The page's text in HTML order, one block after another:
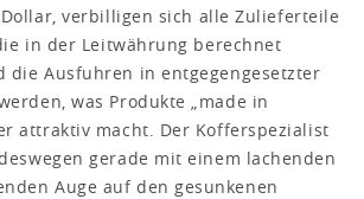
verbilligen sich alle Zulieferteile
in der Leitwährung berechnet
die Ausfuhren in entgegengesetzter
was Produkte „made in
attraktiv macht. Der Kofferspezialist
gerade mit einem lachenden
Auge auf den gesunkenen